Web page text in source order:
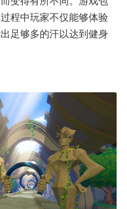
程中玩家不仅能够体验
足够多的汗以达到健身